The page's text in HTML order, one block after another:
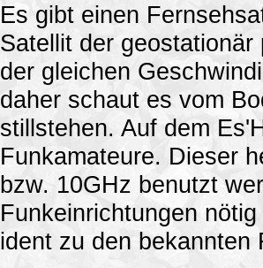
Es gibt einen
Satellit der
der gleichen
daher schaut es vom
stillstehen. Auf dem
Funkamateure. Dieser
bzw. 10GHz benutzt
Funkeinrichtungen
ident zu den bekannten